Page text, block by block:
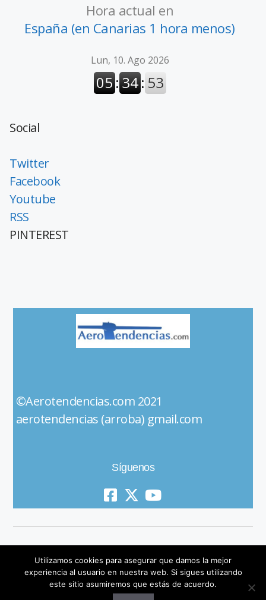
Hora actual en
España (en Canarias 1 hora menos)
Social
Twitter
Facebook
Youtube
RSS
PINTEREST
©Aerotendencias.com 2021
aerotendencias (arroba) gmail.com
Síguenos
© 2019 All Rights Reserved
Utilizamos cookies para asegurar que damos la mejor
experiencia al usuario en nuestra web. Si sigues utilizando
este sitio asumiremos que estás de acuerdo.